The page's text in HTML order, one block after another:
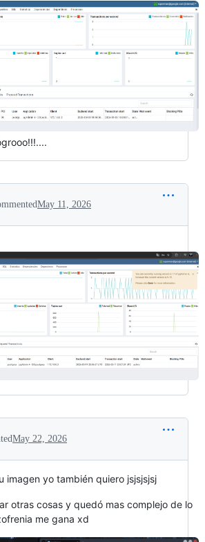
May 11, 2026
May 22, 2026
imagen yo también quiero jsjsjsjsj
otras cosas y quedó mas complejo de lo
me gana xd